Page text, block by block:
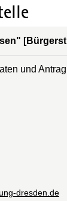
und
dresden.de